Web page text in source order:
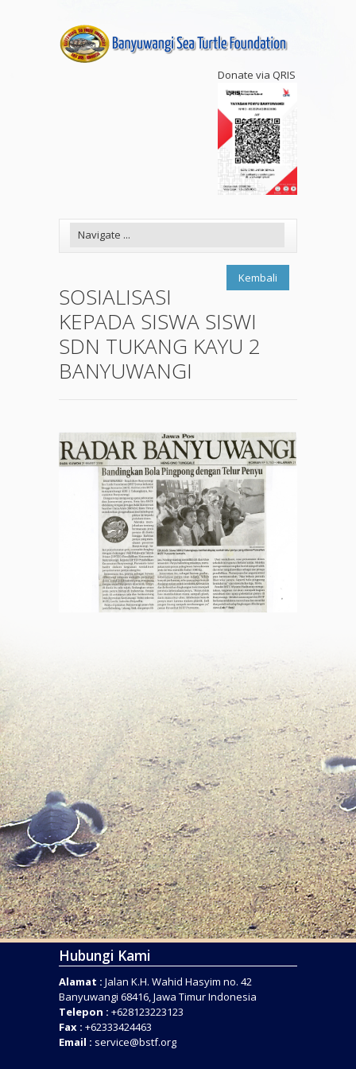
Donate via QRIS
Kembali
SOSIALISASI
KEPADA SISWA SISWI
SDN TUKANG KAYU 2
BANYUWANGI
Hubungi Kami
Alamat : Jalan K.H. Wahid Hasyim no. 42
Banyuwangi 68416, Jawa Timur Indonesia
Telepon : +628123223123
Fax : +62333424463
Email : service@bstf.org